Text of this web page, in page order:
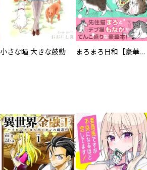
小さな瞳 大きな鼓動 まろまろ日和【豪華版】